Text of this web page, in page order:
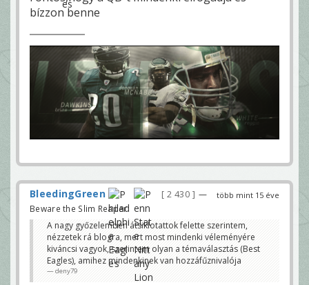
bízzon benne
több mint 15 éve
BleedingGreen 2 430
—
Beware the Slim Reaper!
A nagy győzelemben átsiklotattok felette szerintem,
nézzetek rá blogra, mert most mindenki véleményére
kiváncsi vagyok, szerintem olyan a témaválasztás (Best
Eagles), amihez mindenkinek van hozzáfűznivalója
deny79